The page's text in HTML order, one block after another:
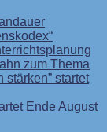
zum Thema
stärken” startet
Ende August